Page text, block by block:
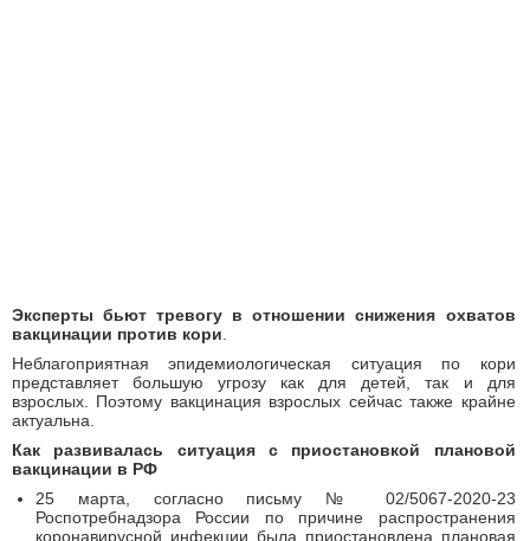
Эксперты бьют тревогу в отношении снижения охватов
вакцинации против кори
Неблагоприятная эпидемиологическая ситуация по кори
представляет большую угрозу как для детей, так и для
взрослых. Поэтому вакцинация взрослых сейчас также крайне
актуальна.
Как развивалась ситуация с приостановкой плановой
вакцинации в РФ
25 марта, согласно письму № 02/5067-2020-23
Роспотребнадзора России по причине распространения
коронавирусной инфекции была приостановлена плановая